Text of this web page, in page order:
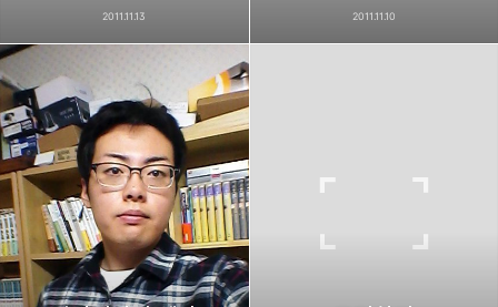
2011.11.13 2011.11.10